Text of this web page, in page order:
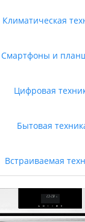
Климатическая
Смартфоны и
Цифровая
Бытовая
Встраиваемая